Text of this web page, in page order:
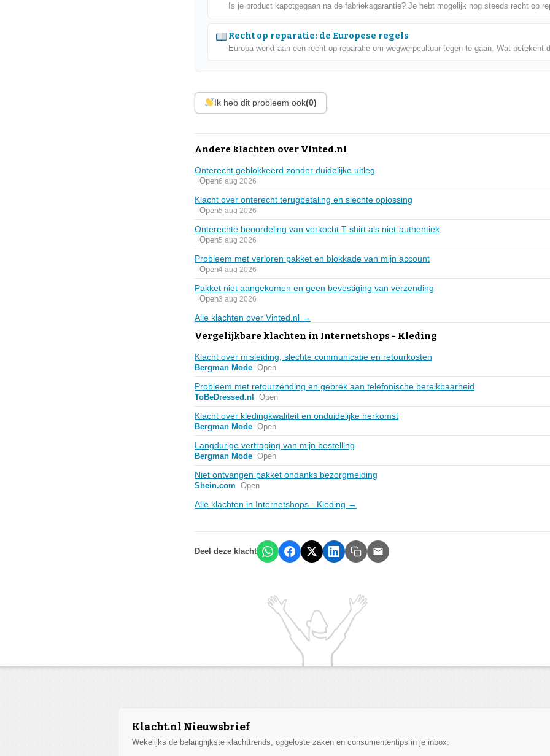
Is je product kapotgegaan na de fabrieksgarantie? Je hebt mogelijk nog steeds recht op
Recht op reparatie: de Europese regels
Europa werkt aan een recht op reparatie om wegwerpcultuur tegen te gaan. Wat betekent
Ik heb dit probleem ook(0)
Andere klachten over Vinted.nl
Onterecht geblokkeerd zonder duidelijke uitleg
Open6 aug 2026
Klacht over onterecht terugbetaling en slechte oplossing
Open5 aug 2026
Onterechte beoordeling van verkocht T-shirt als niet-authentiek
Open5 aug 2026
Probleem met verloren pakket en blokkade van mijn account
Open4 aug 2026
Pakket niet aangekomen en geen bevestiging van verzending
Open3 aug 2026
Alle klachten over Vinted.nl →
Vergelijkbare klachten in Internetshops - Kleding
Klacht over misleiding, slechte communicatie en retourkosten
Bergman Mode Open
Probleem met retourzending en gebrek aan telefonische bereikbaarheid
ToBeDressed.nl Open
Klacht over kledingkwaliteit en onduidelijke herkomst
Bergman Mode Open
Langdurige vertraging van mijn bestelling
Bergman Mode Open
Niet ontvangen pakket ondanks bezorgmelding
Shein.com Open
Alle klachten in Internetshops - Kleding →
Deel deze klacht
Klacht.nl Nieuwsbrief
Wekelijks de belangrijkste klachttrends, opgeloste zaken en consumententips in je inbox.